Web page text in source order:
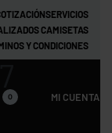
SERVICIOS
CAMISETAS
Y CONDICIONES
0 MI CUENTA